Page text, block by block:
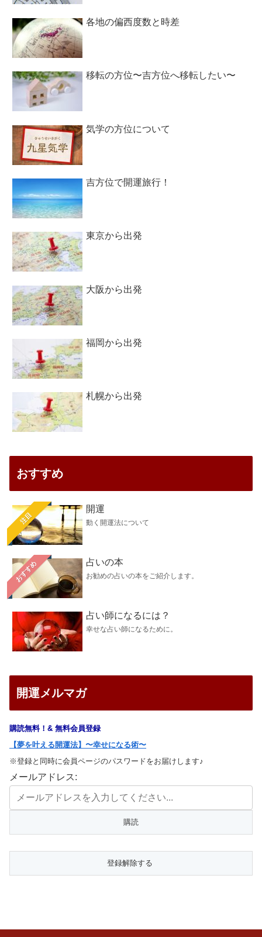
各地の偏西度数と時差
移転の方位〜吉方位へ移転したい〜
気学の方位について
吉方位で開運旅行！
東京から出発
大阪から出発
福岡から出発
札幌から出発
おすすめ
注目
開運
動く開運法について
おすすめ 占いの本
お勧めの占いの本をご紹介します。
占い師になるには？
幸せな占い師になるために。
開運メルマガ
購読無料！& 無料会員登録
【夢を叶える開運法】〜幸せになる術〜
※登録と同時に会員ページのパスワードをお届けします♪
メールアドレス: